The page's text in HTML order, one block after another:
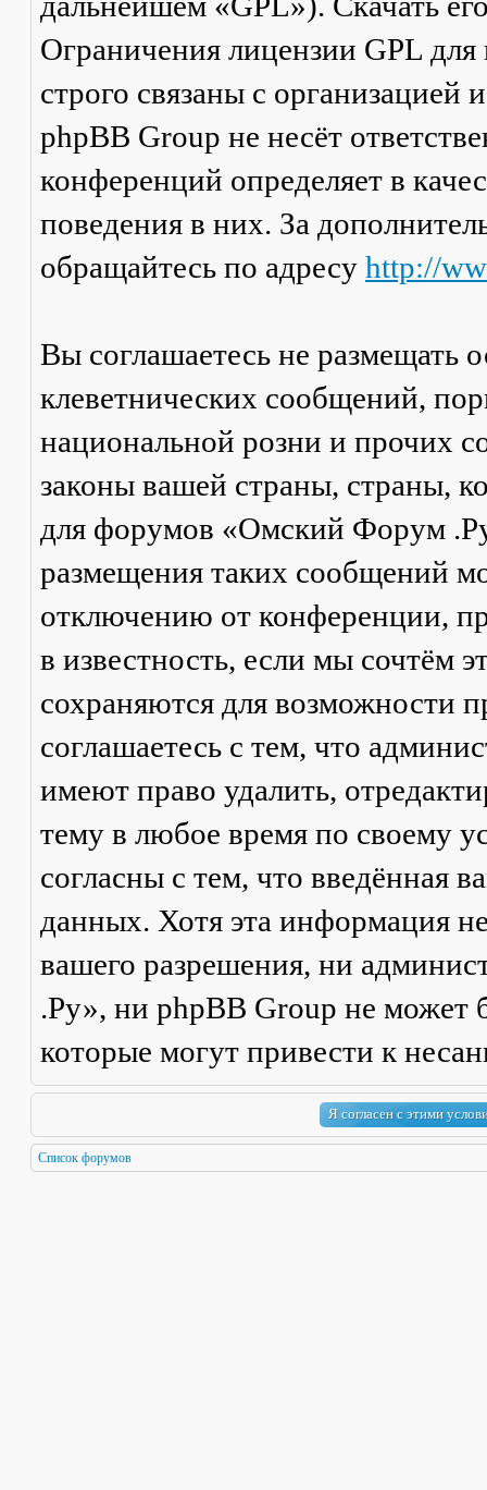
Ограничения лицензии GPL
строго связаны с
phpBB Group не несёт
конференций определяет в
поведения в них. За
обращайтесь по адресу http://
Вы соглашаетесь не размещать
клеветнических сообщений,
национальной розни и прочих
законы вашей страны, страны,
для форумов «Омский Форум
размещения таких сообщений
отключению от конференции,
в известность, если мы сочтём
сохраняются для возможности
соглашаетесь с тем, что
имеют право удалить,
тему в любое время по своему
согласны с тем, что введённая
данных. Хотя эта информация
вашего разрешения, ни
.Ру», ни phpBB Group не может
которые могут привести к
Список форумов